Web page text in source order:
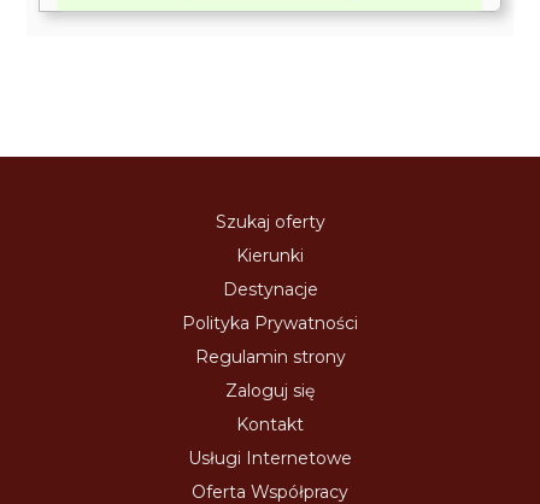
Szukaj oferty
Kierunki
Destynacje
Polityka Prywatności
Regulamin strony
Zaloguj się
Kontakt
Usługi Internetowe
Oferta Współpracy